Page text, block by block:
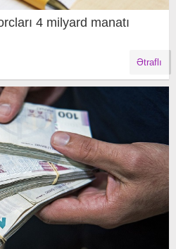
4 milyard manatı
Ətraflı